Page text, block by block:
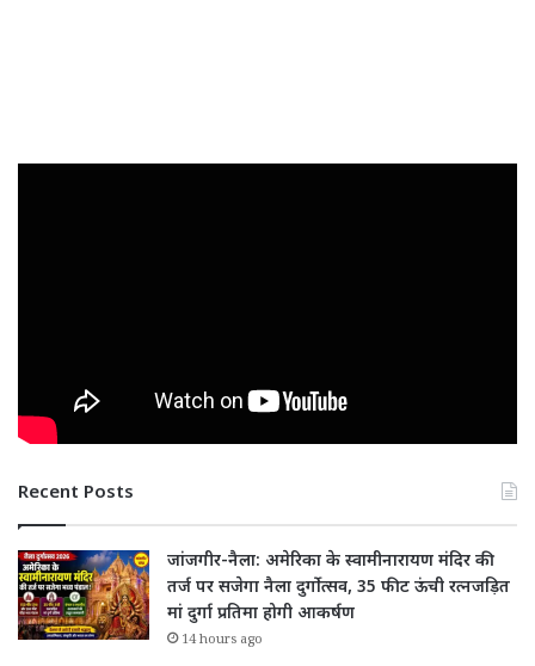
Recent Posts
जांजगीर-नैला: अमेरिका के स्वामीनारायण मंदिर की
तर्ज पर सजेगा नैला दुर्गोत्सव, 35 फीट ऊंची रत्नजड़ित
मां दुर्गा प्रतिमा होगी आकर्षण
14 hours ago